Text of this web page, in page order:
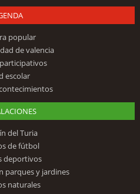
popular
de valencia
escolar
del Turia
de fútbol
deportivos
parques y jardines
naturales